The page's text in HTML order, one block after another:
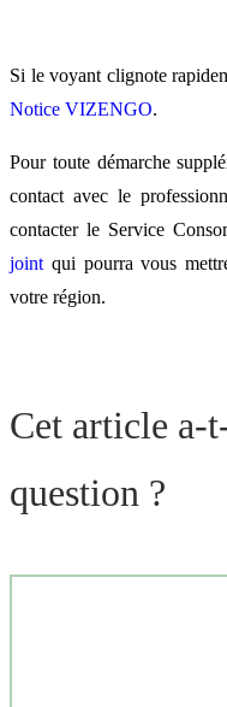
Si le voyant clignote
Notice VIZENGO.
Pour toute démarche
contact avec le
contacter le Service
joint qui pourra vous
votre région.
Cet article a-
question ?